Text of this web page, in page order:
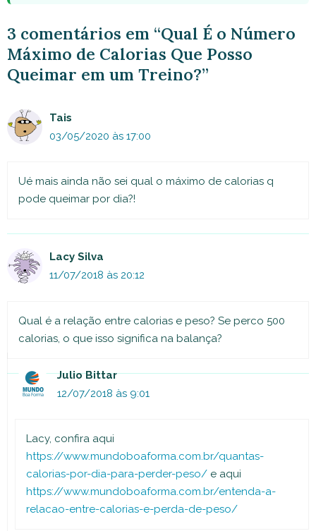
3 comentários em “Qual É o Número
Máximo de Calorias Que Posso
Queimar em um Treino?”
Tais
03/05/2020 às 17:00
Ué mais ainda não sei qual o máximo de calorias q
pode queimar por dia?!
Lacy Silva
11/07/2018 às 20:12
Qual é a relação entre calorias e peso? Se perco 500
calorias, o que isso significa na balança?
Julio Bittar
12/07/2018 às 9:01
Lacy, confira aqui
https://www.mundoboaforma.com.br/quantas-
calorias-por-dia-para-perder-peso/ e aqui
https://www.mundoboaforma.com.br/entenda-a-
relacao-entre-calorias-e-perda-de-peso/